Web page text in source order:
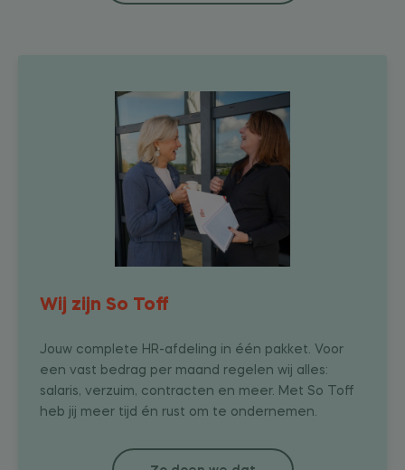
Wij zijn So Toff
Jouw complete HR-afdeling in één pakket. Voor
een vast bedrag per maand regelen wij alles:
salaris, verzuim, contracten en meer. Met So Toff
heb jij meer tijd én rust om te ondernemen.